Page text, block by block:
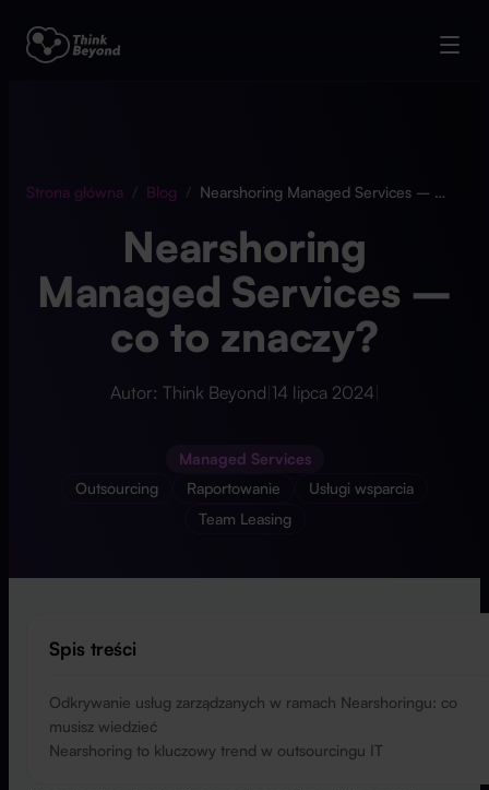
Strona główna Blog Nearshoring Managed Services – co to znaczy?
Nearshoring
Managed Services –
co to znaczy?
Autor: Think Beyond 14 lipca 2024
Managed Services
Outsourcing
Raportowanie
Usługi wsparcia
Team Leasing
Spis treści
Odkrywanie usług zarządzanych w ramach Nearshoringu: co
musisz wiedzieć
Nearshoring to kluczowy trend w outsourcingu IT